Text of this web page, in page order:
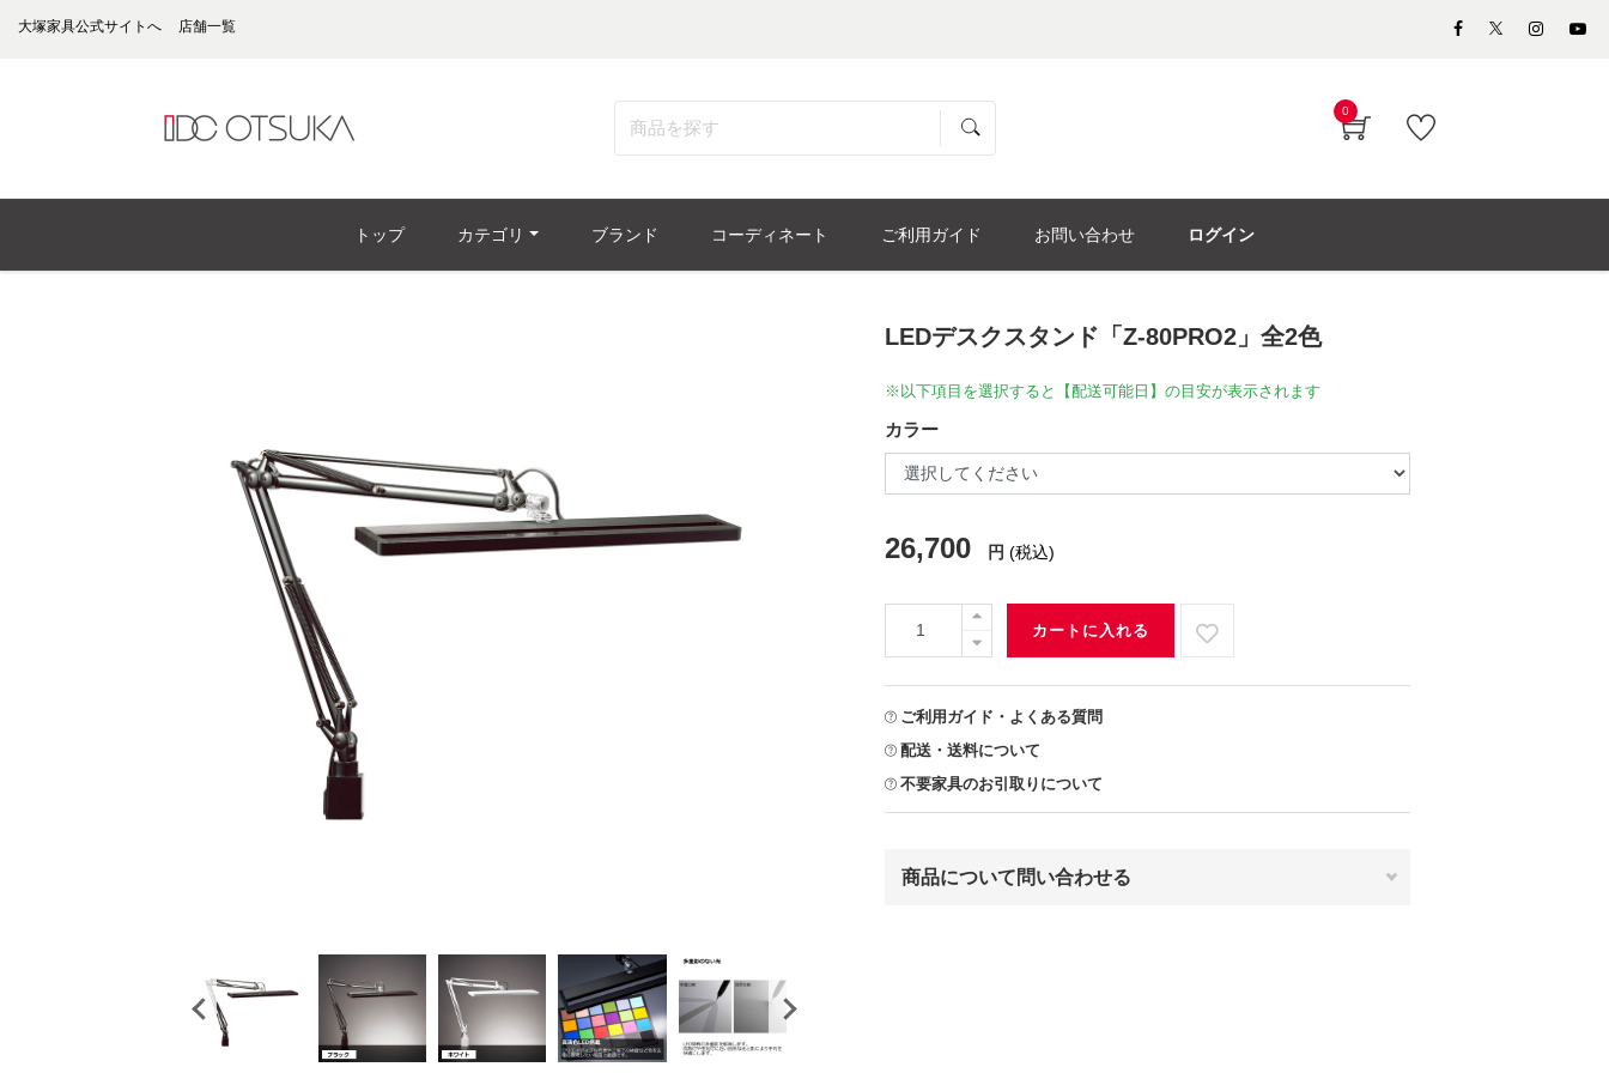
大塚家具公式サイトへ 店舗一覧
0
トップ カテゴリ ブランド コーディネート ご利用ガイド お問い合わせ ログイン
LEDデスクスタンド「Z-80PRO2」全2色
※以下項目を選択すると【配送可能日】の目安が表示されます
カラー
26,700 円 (税込)
カートに入れる
ご利用ガイド・よくある質問
配送・送料について
不要家具のお引取りについて
商品について問い合わせる